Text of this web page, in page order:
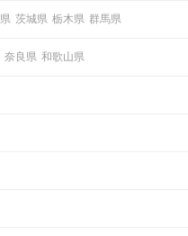
茨城県 栃木県 群馬県
奈良県 和歌山県